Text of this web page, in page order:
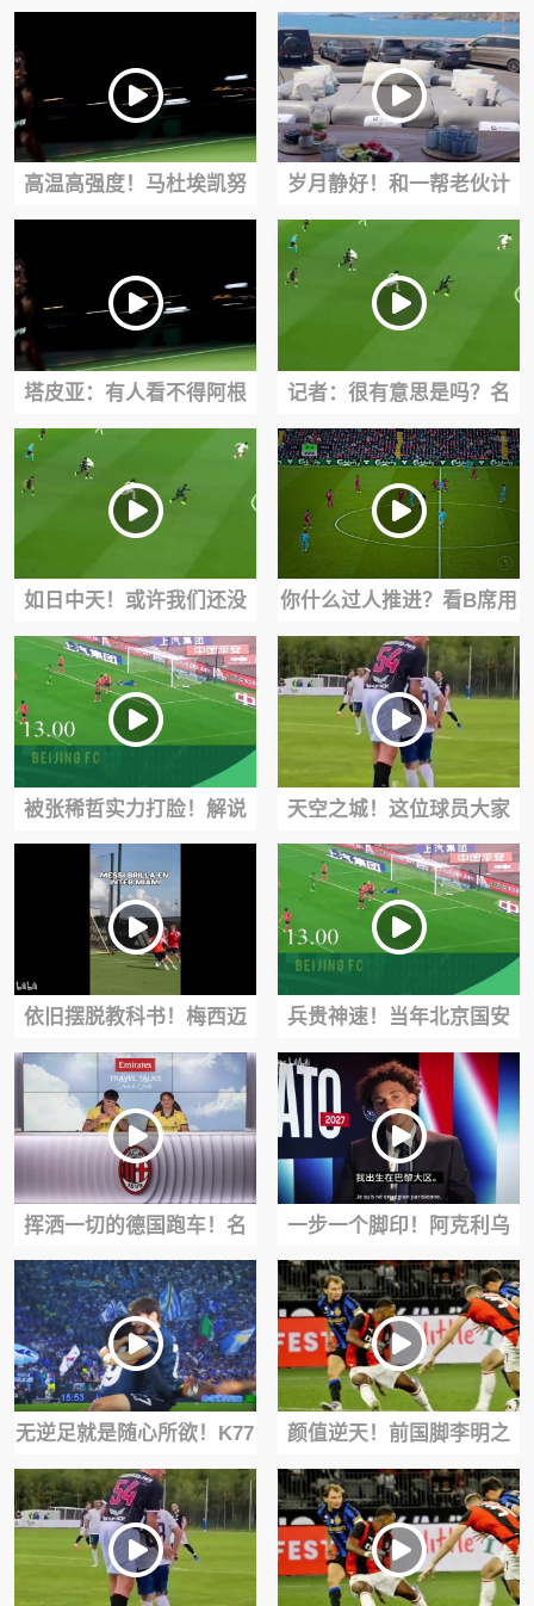
20名裁判
上班的第一天！
高温高强度！马杜埃凯努
岁月静好！和一帮老伙计
开游艇出海吃海鲜饭的罗
德里！
塔皮亚：有人看不得阿根
廷赢球，梅西毫无疑问是
这届世界杯最佳！
记者：很有意思是吗？名
场面：卡拉菲奥里前女友
宣示主权！
如日中天！或许我们还没
意识到登贝莱的球技早已
写进历史！
你什么过人推进？看B席用
实况足球的玩法带球
被张稀哲实力打脸！解说
员：我刚刚说了什么
天空之城！这位球员大家
应该很熟悉吧？
依旧摆脱教科书！梅西迈
阿密训练中的丝滑操作！
兵贵神速！当年北京国安
仅用时13秒便用反击击穿
海港防线
挥洒一切的德国跑车！名
场面：阿德耶米面对大巴
黎的防守态度！
一步一个脚印！阿克利乌
什加盟巴黎圣日耳曼官方
短片！
无逆足就是随心所欲！K77
的假射扣球应该是最好的
一批人吧？
颜值逆天！前国脚李明之
子李嗣镕曾坦言：没必要
和老爸去比